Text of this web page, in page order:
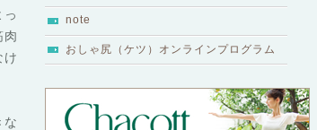
note
おしゃ尻（ケツ）オンラインプログラム
肉
け
な